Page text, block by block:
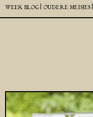
WEEK BLOG | OUDERE MEISJES |